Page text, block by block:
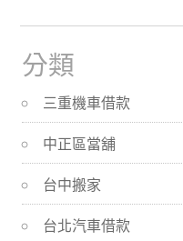
分類
三重機車借款
中正區當舖
台中搬家
台北汽車借款